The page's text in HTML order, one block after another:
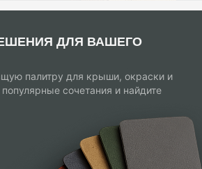
ДЛЯ ВАШЕГО
палитру для крыши, окраски и
сочетания и найдите